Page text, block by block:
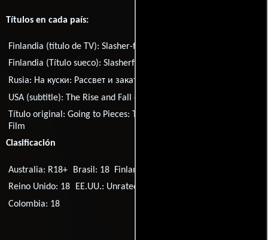
Títulos en cada país:
Finlandia (título de TV):Slasher-filmien nousu ja tuho
Finlandia (Título sueco):Slasherfilmernas uppgång och fall
Rusia: На куски: Рассвет и закат слэшеров
USA (subtitle):The Rise and Fall of the Slasher Film
Título original:Going to Pieces: The Rise and Fall of the Slasher
Film
Clasificación
Australia: R18+ Brasil: 18 Finlandia: K-18
Reino Unido: 18
EE.UU.: Unrated
Colombia: 18